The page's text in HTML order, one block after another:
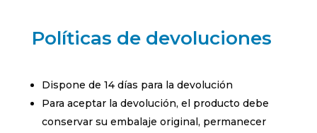
Políticas de devoluciones
Dispone de 14 días para la devolución
Para aceptar la devolución, el producto debe
conservar su embalaje original, permanecer